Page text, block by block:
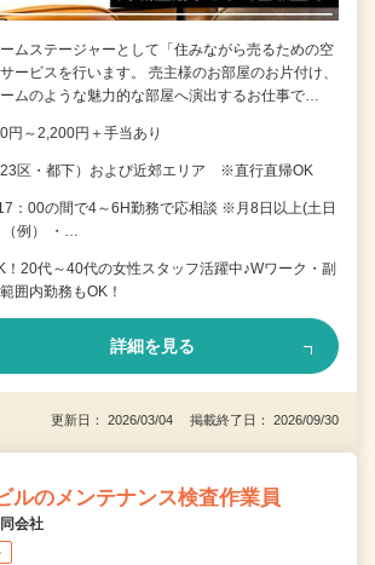
ムステージャーとして「住みながら売るための空
ービスを行います。 売主様のお部屋のお片付け、
ムのような魅力的な部屋へ演出するお仕事で…
円～2,200円＋手当あり
区・都下）および近郊エリア ※直行直帰OK
：00の間で4～6H勤務で応相談 ※月8日以上(土日
例） ・…
！20代～40代の女性スタッフ活躍中♪Wワーク・副
囲内勤務もOK！
詳細を見る
更新日： 2026/03/04 掲載終了日： 2026/09/30
ルのメンテナンス検査作業員
会社